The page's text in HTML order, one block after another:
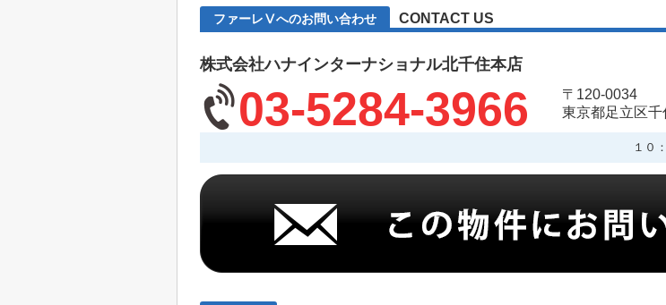
ファーレⅤへのお問い合わせ CONTACT US
株式会社ハナインターナショナル北千住本店
03-5284-3966
〒120-0034
東京都足立区
１０